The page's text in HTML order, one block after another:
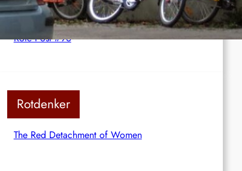
Rote Post #96
Rotdenker
The Red Detachment of Women